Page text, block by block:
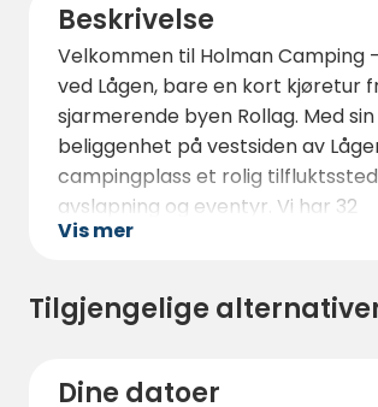
Beskrivelse
Velkommen til Holman Camping
ved Lågen, bare en kort kjøretur
sjarmerende byen Rollag. Med
beliggenhet på vestsiden av
campingplass et rolig
avslapning og eventyr. Vi har 32
caravanplasser med strøm og 50
å bo i en komfortabel hytte eller
eget telt under stjernene, har vi
Når du besøker oss, kan du også
Vis mer
Tilgjengelige
Dine datoer